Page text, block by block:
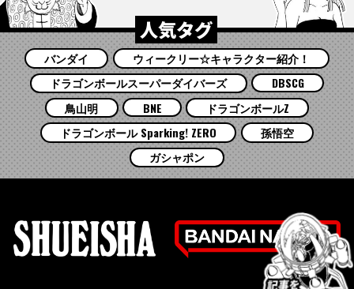
人気タグ
バンダイ
ウィークリー☆キャラクター紹介！
ドラゴンボールスーパーダイバーズ
DBSCG
鳥山明
BNE
ドラゴンボールZ
ドラゴンボール Sparking! ZERO
孫悟空
ガシャポン